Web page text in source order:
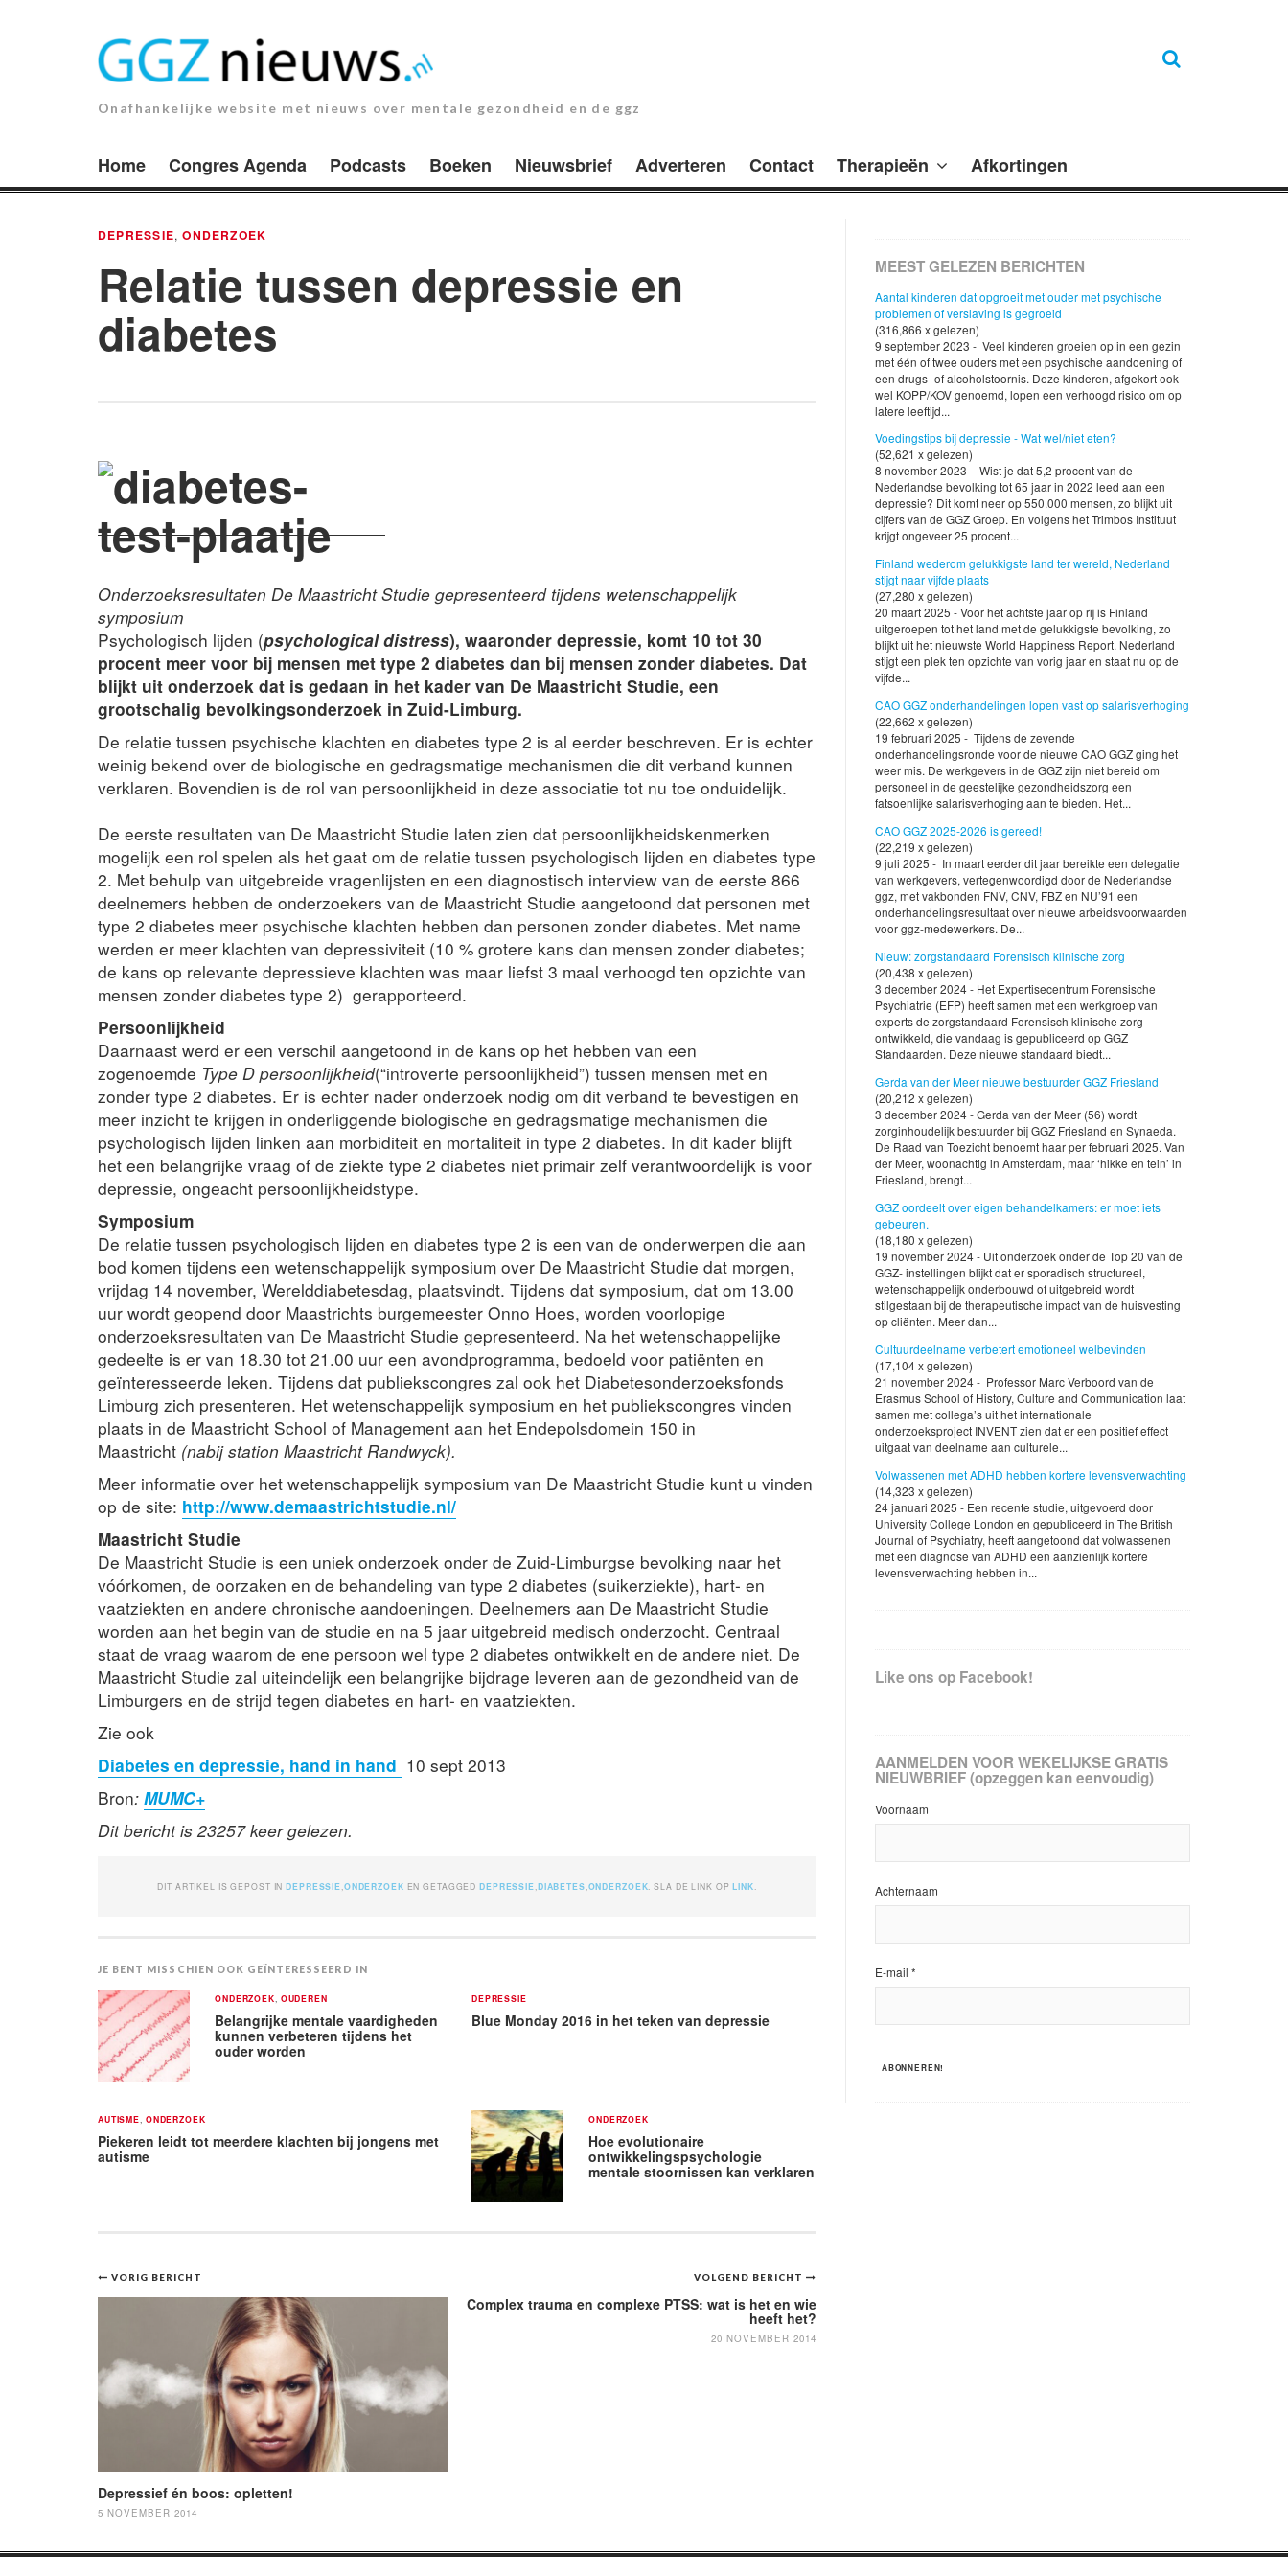
Onafhankelijke website met nieuws over mentale gezondheid en de ggz
Home Congres Agenda Podcasts Boeken Nieuwsbrief Adverteren Contact Therapieën Afkortingen
DEPRESSIE,ONDERZOEK
Relatie tussen depressie en
diabetes
Onderzoeksresultaten De Maastricht Studie gepresenteerd tijdens wetenschappelijk
symposium
Psychologisch lijden (psychological distress), waaronder depressie, komt 10 tot 30
procent meer voor bij mensen met type 2 diabetes dan bij mensen zonder diabetes. Dat
blijkt uit onderzoek dat is gedaan in het kader van De Maastricht Studie, een
grootschalig bevolkingsonderzoek in Zuid-Limburg.
De relatie tussen psychische klachten en diabetes type 2 is al eerder beschreven. Er is echter
weinig bekend over de biologische en gedragsmatige mechanismen die dit verband kunnen
verklaren. Bovendien is de rol van persoonlijkheid in deze associatie tot nu toe onduidelijk.
De eerste resultaten van De Maastricht Studie laten zien dat persoonlijkheidskenmerken
mogelijk een rol spelen als het gaat om de relatie tussen psychologisch lijden en diabetes type
2. Met behulp van uitgebreide vragenlijsten en een diagnostisch interview van de eerste 866
deelnemers hebben de onderzoekers van de Maastricht Studie aangetoond dat personen met
type 2 diabetes meer psychische klachten hebben dan personen zonder diabetes. Met name
werden er meer klachten van depressiviteit (10 % grotere kans dan mensen zonder diabetes;
de kans op relevante depressieve klachten was maar liefst 3 maal verhoogd ten opzichte van
mensen zonder diabetes type 2) gerapporteerd.
Persoonlijkheid
Daarnaast werd er een verschil aangetoond in de kans op het hebben van een
zogenoemde Type D persoonlijkheid(“introverte persoonlijkheid”) tussen mensen met en
zonder type 2 diabetes. Er is echter nader onderzoek nodig om dit verband te bevestigen en
meer inzicht te krijgen in onderliggende biologische en gedragsmatige mechanismen die
psychologisch lijden linken aan morbiditeit en mortaliteit in type 2 diabetes. In dit kader blijft
het een belangrijke vraag of de ziekte type 2 diabetes niet primair zelf verantwoordelijk is voor
depressie, ongeacht persoonlijkheidstype.
Symposium
De relatie tussen psychologisch lijden en diabetes type 2 is een van de onderwerpen die aan
bod komen tijdens een wetenschappelijk symposium over De Maastricht Studie dat morgen,
vrijdag 14 november, Werelddiabetesdag, plaatsvindt. Tijdens dat symposium, dat om 13.00
uur wordt geopend door Maastrichts burgemeester Onno Hoes, worden voorlopige
onderzoeksresultaten van De Maastricht Studie gepresenteerd. Na het wetenschappelijke
gedeelte is er van 18.30 tot 21.00 uur een avondprogramma, bedoeld voor patiënten en
geïnteresseerde leken. Tijdens dat publiekscongres zal ook het Diabetesonderzoeksfonds
Limburg zich presenteren. Het wetenschappelijk symposium en het publiekscongres vinden
plaats in de Maastricht School of Management aan het Endepolsdomein 150 in
Maastricht (nabij station Maastricht Randwyck).
Meer informatie over het wetenschappelijk symposium van De Maastricht Studie kunt u vinden
op de site: http://www.demaastrichtstudie.nl/
Maastricht Studie
De Maastricht Studie is een uniek onderzoek onder de Zuid-Limburgse bevolking naar het
vóórkomen, de oorzaken en de behandeling van type 2 diabetes (suikerziekte), hart- en
vaatziekten en andere chronische aandoeningen. Deelnemers aan De Maastricht Studie
worden aan het begin van de studie en na 5 jaar uitgebreid medisch onderzocht. Centraal
staat de vraag waarom de ene persoon wel type 2 diabetes ontwikkelt en de andere niet. De
Maastricht Studie zal uiteindelijk een belangrijke bijdrage leveren aan de gezondheid van de
Limburgers en de strijd tegen diabetes en hart- en vaatziekten.
Zie ook
Diabetes en depressie, hand in hand 10 sept 2013
Bron: MUMC+
Dit bericht is 23257 keer gelezen.
DIT ARTIKEL IS GEPOST INDEPRESSIE ONDERZOEK EN GETAGGEDDEPRESSIE DIABETES ONDERZOEK . SLA DE LINK OPLINK
JE BENT MISSCHIEN OOK GEÏNTERESSEERD IN
ONDERZOEK OUDEREN
Belangrijke mentale vaardigheden
kunnen verbeteren tijdens het
ouder worden
DEPRESSIE
Blue Monday 2016 in het teken van depressie
AUTISME ONDERZOEK
Piekeren leidt tot meerdere klachten bij jongens met
autisme
ONDERZOEK
Hoe evolutionaire
ontwikkelingspsychologie
mentale stoornissen kan verklaren
Bericht
navigatie
VOLGEND BERICHT
Complex trauma en complexe PTSS: wat is het en wie
heeft het?
20 NOVEMBER 2014
VORIG BERICHT
Depressief én boos: opletten!
5 NOVEMBER 2014
MEEST GELEZEN BERICHTEN
Aantal kinderen dat opgroeit met ouder met psychische
problemen of verslaving is gegroeid
(316,866 x gelezen)
9 september 2023 - Veel kinderen groeien op in een gezin
met één of twee ouders met een psychische aandoening of
een drugs- of alcoholstoornis. Deze kinderen, afgekort ook
wel KOPP/KOV genoemd, lopen een verhoogd risico om op
latere leeftijd...
Voedingstips bij depressie - Wat wel/niet eten?
(52,621 x gelezen)
8 november 2023 - Wist je dat 5,2 procent van de
Nederlandse bevolking tot 65 jaar in 2022 leed aan een
depressie? Dit komt neer op 550.000 mensen, zo blijkt uit
cijfers van de GGZ Groep. En volgens het Trimbos Instituut
krijgt ongeveer 25 procent...
Finland wederom gelukkigste land ter wereld, Nederland
stijgt naar vijfde plaats
(27,280 x gelezen)
20 maart 2025 - Voor het achtste jaar op rij is Finland
uitgeroepen tot het land met de gelukkigste bevolking, zo
blijkt uit het nieuwste World Happiness Report. Nederland
stijgt een plek ten opzichte van vorig jaar en staat nu op de
vijfde...
CAO GGZ onderhandelingen lopen vast op salarisverhoging
(22,662 x gelezen)
19 februari 2025 - Tijdens de zevende
onderhandelingsronde voor de nieuwe CAO GGZ ging het
weer mis. De werkgevers in de GGZ zijn niet bereid om
personeel in de geestelijke gezondheidszorg een
fatsoenlijke salarisverhoging aan te bieden. Het...
CAO GGZ 2025-2026 is gereed!
(22,219 x gelezen)
9 juli 2025 - In maart eerder dit jaar bereikte een delegatie
van werkgevers, vertegenwoordigd door de Nederlandse
ggz, met vakbonden FNV, CNV, FBZ en NU’91 een
onderhandelingsresultaat over nieuwe arbeidsvoorwaarden
voor ggz-medewerkers. De...
Nieuw: zorgstandaard Forensisch klinische zorg
(20,438 x gelezen)
3 december 2024 - Het Expertisecentrum Forensische
Psychiatrie (EFP) heeft samen met een werkgroep van
experts de zorgstandaard Forensisch klinische zorg
ontwikkeld, die vandaag is gepubliceerd op GGZ
Standaarden. Deze nieuwe standaard biedt...
Gerda van der Meer nieuwe bestuurder GGZ Friesland
(20,212 x gelezen)
3 december 2024 - Gerda van der Meer (56) wordt
zorginhoudelijk bestuurder bij GGZ Friesland en Synaeda.
De Raad van Toezicht benoemt haar per februari 2025. Van
der Meer, woonachtig in Amsterdam, maar ‘hikke en tein’ in
Friesland, brengt...
GGZ oordeelt over eigen behandelkamers: er moet iets
gebeuren.
(18,180 x gelezen)
19 november 2024 - Uit onderzoek onder de Top 20 van de
GGZ- instellingen blijkt dat er sporadisch structureel,
wetenschappelijk onderbouwd of uitgebreid wordt
stilgestaan bij de therapeutische impact van de huisvesting
op cliënten. Meer dan...
Cultuurdeelname verbetert emotioneel welbevinden
(17,104 x gelezen)
21 november 2024 - Professor Marc Verboord van de
Erasmus School of History, Culture and Communication laat
samen met collega’s uit het internationale
onderzoeksproject INVENT zien dat er een positief effect
uitgaat van deelname aan culturele...
Volwassenen met ADHD hebben kortere levensverwachting
(14,323 x gelezen)
24 januari 2025 - Een recente studie, uitgevoerd door
University College London en gepubliceerd in The British
Journal of Psychiatry, heeft aangetoond dat volwassenen
met een diagnose van ADHD een aanzienlijk kortere
levensverwachting hebben in...
Like ons op Facebook!
AANMELDEN VOOR WEKELIJKSE GRATIS
NIEUWBRIEF (opzeggen kan eenvoudig)
Voornaam
Achternaam
E-mail *